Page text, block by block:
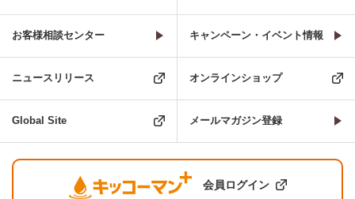
お客様相談センター キャンペーン・イベント情報
ニュースリリース オンラインショップ
Global Site メールマガジン登録
会員ログイン